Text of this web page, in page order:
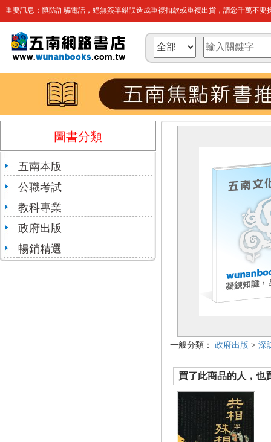
重要訊息：慎防詐騙電話，絕無簽單錯誤造成重複扣款或重複出貨，請您千萬不要
圖書分類
五南本版
公職考試
教科專業
政府出版
暢銷精選
一般分類： 政府出版 > 深
買了此商品的人，也